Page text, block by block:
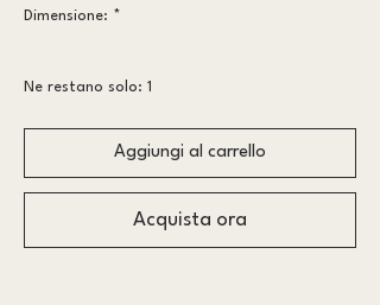
Dimensione: *
Ne restano solo: 1
Aggiungi al carrello
Acquista ora